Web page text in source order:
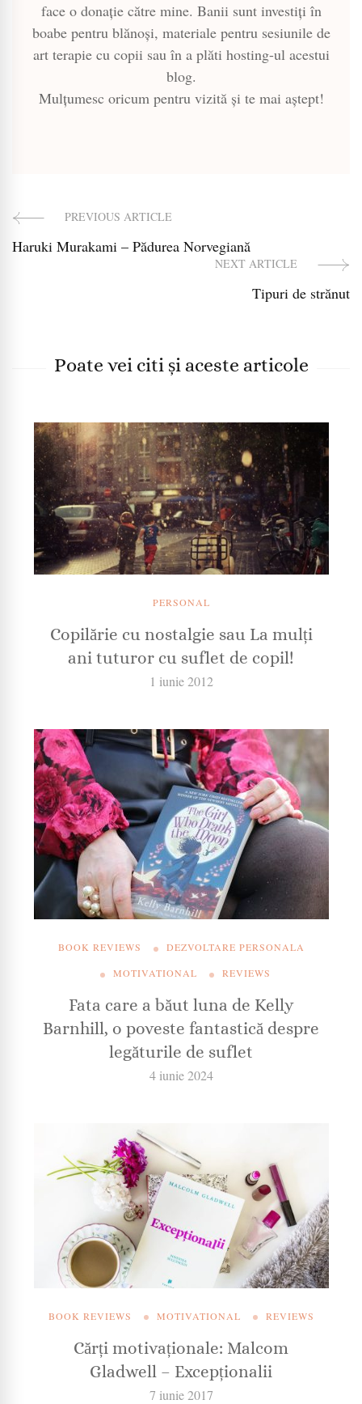
face o donație către mine. Banii sunt investiți în
boabe pentru blănoși, materiale pentru sesiunile de
art terapie cu copii sau în a plăti hosting-ul acestui
blog.
Mulțumesc oricum pentru vizită și te mai aștept!
PostPREVIOUS ARTICLE
Haruki Murakami – Pădurea Norvegiană
NEXT ARTICLE
Tipuri de strănut
Poate vei citi și aceste articole
PERSONAL
Copilărie cu nostalgie sau La mulți
ani tuturor cu suflet de copil!
1 iunie 2012
BOOK REVIEWS
DEZVOLTARE PERSONALA
MOTIVATIONAL
REVIEWS
Fata care a băut luna de Kelly
Barnhill, o poveste fantastică despre
legăturile de suflet
4 iunie 2024
BOOK REVIEWS MOTIVATIONAL REVIEWS
Cărți motivaționale: Malcom
Gladwell – Excepționalii
7 iunie 2017